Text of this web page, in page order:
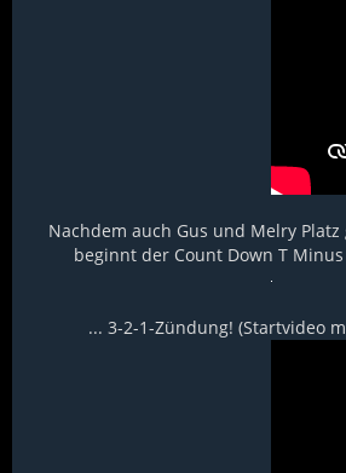
Nachdem auch Gus und Melry
beginnt der Count Down T
... 3-2-1-Zündung! (Startvideo